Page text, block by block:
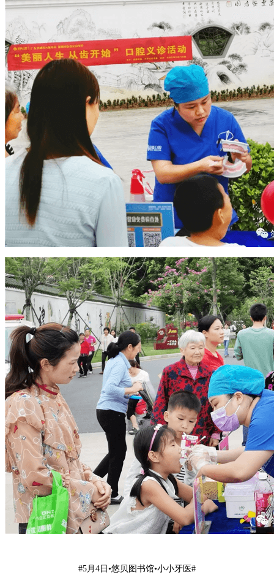
#5月4日•悠贝图书馆•小小牙医#